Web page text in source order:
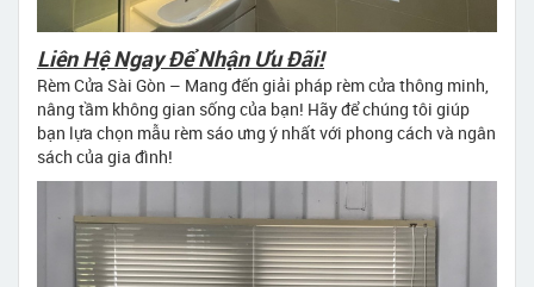
Liên Hệ Ngay Để Nhận Ưu Đãi!
Rèm Cửa Sài Gòn – Mang đến giải pháp rèm cửa thông minh,
nâng tầm không gian sống của bạn! Hãy để chúng tôi giúp
bạn lựa chọn mẫu rèm sáo ưng ý nhất với phong cách và ngân
sách của gia đình!